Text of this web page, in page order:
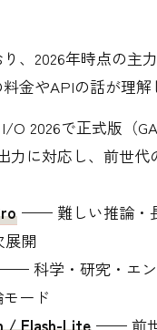
、2026年時点の主
金やAPIの話が理解
2026で正式版（
力に対応し、前世
—— 難しい推論・
展開
科学・研究・エン
ード
/ Flash-Lite —— 前世